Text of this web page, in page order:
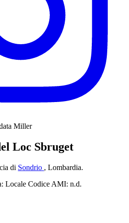
Miller
Loc Sbruget
di Sondrio , Lombardia.
Locale Codice AMI: n.d.